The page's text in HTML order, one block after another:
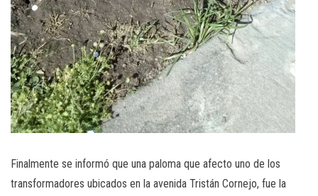
Finalmente se informó que una paloma que afecto uno de los
transformadores ubicados en la avenida Tristán Cornejo, fue la